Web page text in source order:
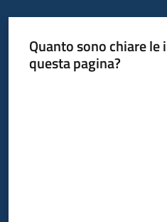
Quanto sono chiare
questa pagina?